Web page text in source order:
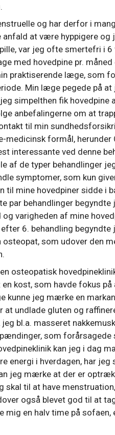
og har derfor i
at være hyppigere og
var jeg ofte smertefri i
med hovedpine pr.
praktiserende læge, som
Min læge pegede på
simpelthen fik
anbefalingerne om at
til min
medicinsk formål,
interessante ved denne
af de typer behandlinger
symptomer, som kun
til mine hovedpiner sidde i
par behandlinger begyndte
varigheden af mine
6. behandling
som udover den
osteopatisk
kost, som havde fokus på
kunne jeg mærke en
undlade gluten og
bl.a. masseret
som forårsagede
kan jeg i dag
energi i hverdagen, har
jeg mærke at der er
til at have
også blevet god til at
en halv time på sofaen,